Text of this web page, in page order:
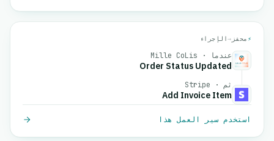
⚡ محفز →الإجراء
عندما · Mille CoLis
Order Status Updated
ثم · Stripe
Add Invoice Item
استخدم سير العمل هذا